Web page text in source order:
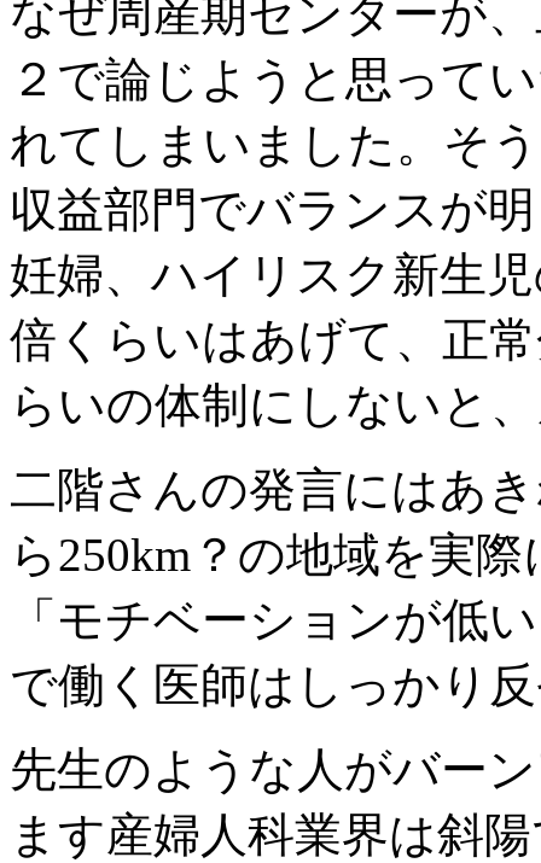
なぜ周産期センターが
２で論じようと思って
れてしまいました。そ
収益部門でバランスが
妊婦、ハイリスク新生
倍くらいはあげて、正
らいの体制にしないと
二階さんの発言にはあ
ら250km？の地域を実
「モチベーションが低
で働く医師はしっかり
先生のような人がバー
ます産婦人科業界は斜